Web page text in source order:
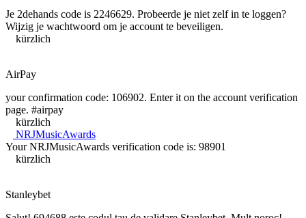
Je 2dehands code is 2246629. Probeerde je niet zelf in te loggen?
Wijzig je wachtwoord om je account te beveiligen.
kürzlich
AirPay
your confirmation code: 106902. Enter it on the account verification
page. #airpay
kürzlich
NRJMusicAwards
Your NRJMusicAwards verification code is: 98901
kürzlich
Stanleybet